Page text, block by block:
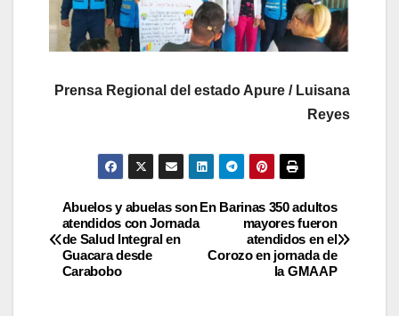
Prensa Regional del estado Apure / Luisana
Reyes
En Barinas 350 adultos
mayores fueron
atendidos en el
Corozo en jornada de
la GMAAP
Abuelos y abuelas son
atendidos con Jornada
de Salud Integral en
Guacara desde
Carabobo